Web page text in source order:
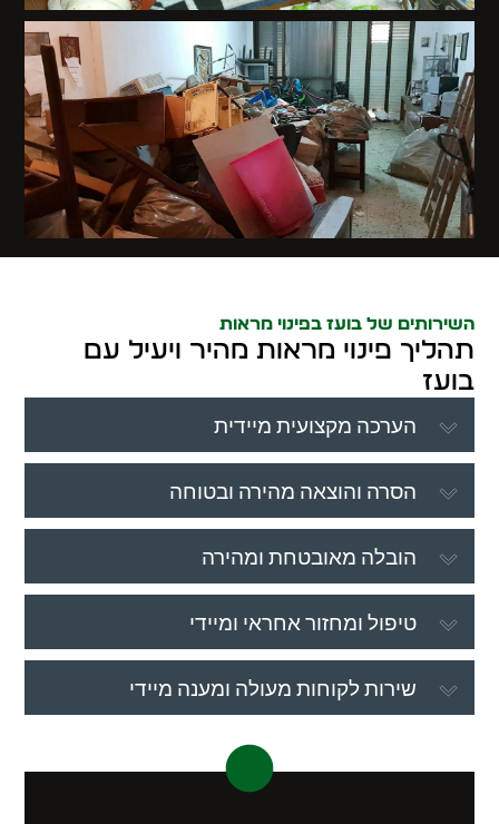
השירותים של בועז בפינוי מראות
תהליך פינוי מראות מהיר ויעיל עם
בועז
הערכה מקצועית מיידית
הסרה והוצאה מהירה ובטוחה
הובלה מאובטחת ומהירה
טיפול ומחזור אחראי ומיידי
שירות לקוחות מעולה ומענה מיידי